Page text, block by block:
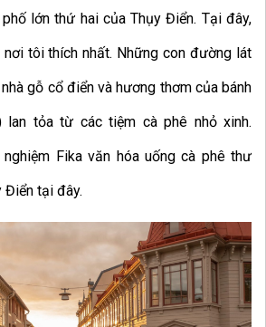
phố lớn thứ hai của Thụy Điển. Tại đây,
nơi tôi thích nhất. Những con đường lát
gỗ cổ điển và hương thơm của bánh
lan tỏa từ các tiệm cà phê nhỏ xinh.
Fika văn hóa uống cà phê thư
Điển tại đây.